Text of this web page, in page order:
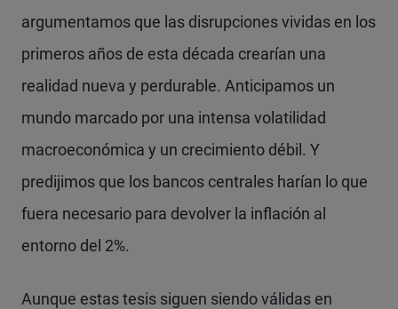
argumentamos que las disrupciones vividas en los
primeros años de esta década crearían una
realidad nueva y perdurable. Anticipamos un
mundo marcado por una intensa volatilidad
macroeconómica y un crecimiento débil. Y
predijimos que los bancos centrales harían lo que
fuera necesario para devolver la inflación al
entorno del 2%.
Aunque estas tesis siguen siendo válidas en